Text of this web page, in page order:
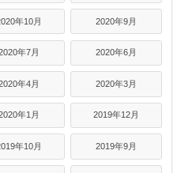
年10月 2020年9月
年7月 2020年6月
年4月 2020年3月
年1月 2019年12月
年10月 2019年9月